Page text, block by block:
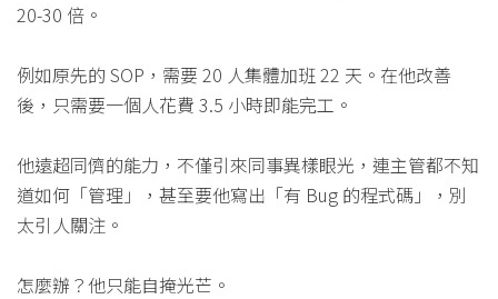
20-30 倍。
例如原先的 SOP，需要 20 人集體加班 22 天。在他改善
後，只需要一個人花費 3.5 小時即能完工。
他遠超同儕的能力，不僅引來同事異樣眼光，連主管都不知
道如何「管理」，甚至要他寫出「有 Bug 的程式碼」，別
太引人關注。
怎麼辦？他只能自掩光芒。